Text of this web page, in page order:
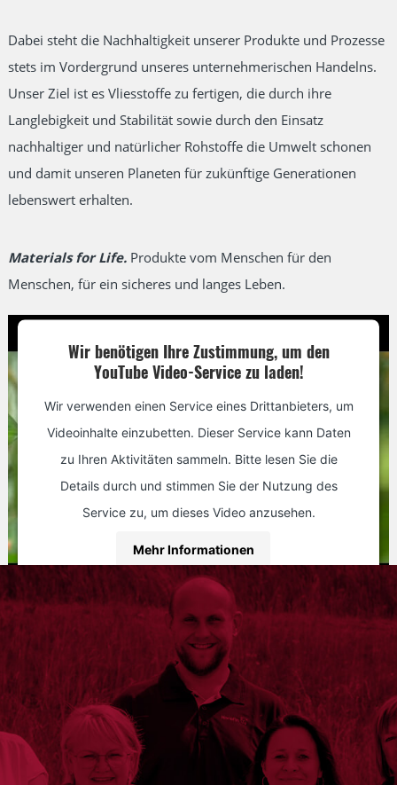
Dabei steht die Nachhaltigkeit unserer Produkte und Prozesse
stets im Vordergrund unseres unternehmerischen Handelns.
Unser Ziel ist es Vliesstoffe zu fertigen, die durch ihre
Langlebigkeit und Stabilität sowie durch den Einsatz
nachhaltiger und natürlicher Rohstoffe die Umwelt schonen
und damit unseren Planeten für zukünftige Generationen
lebenswert erhalten.
Materials for Life. Produkte vom Menschen für den
Menschen, für ein sicheres und langes Leben.
Wir benötigen Ihre Zustimmung, um den
YouTube Video-Service zu laden!
Wir verwenden einen Service eines Drittanbieters, um
Videoinhalte einzubetten. Dieser Service kann Daten
zu Ihren Aktivitäten sammeln. Bitte lesen Sie die
Details durch und stimmen Sie der Nutzung des
Service zu, um dieses Video anzusehen.
Mehr Informationen
Akzeptieren
powered by
Usercentrics Consent Management
Platform& eRecht24